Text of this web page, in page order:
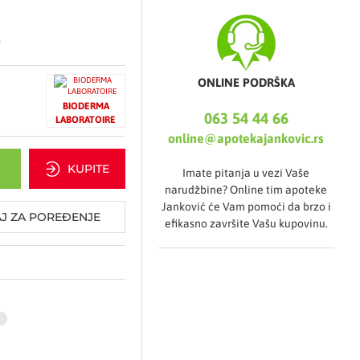
tolerancije kože.
ne narušava kožnu
Zinc Gluconate,
Parfum
BIODERMA
LABORATOIRE
KUPITE
ZA POREĐENJE
ONLINE PODRŠKA
063 54 44 66
online@apotekajankovic.rs
Imate pitanja u vezi Vaše
narudžbine? Online tim apoteke
Janković će Vam pomoći da brzo i
efikasno završite Vašu kupovinu.